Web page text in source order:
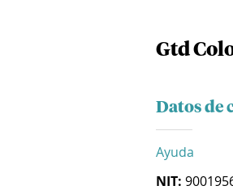
Gtd
Datos de
Ayuda
NIT: